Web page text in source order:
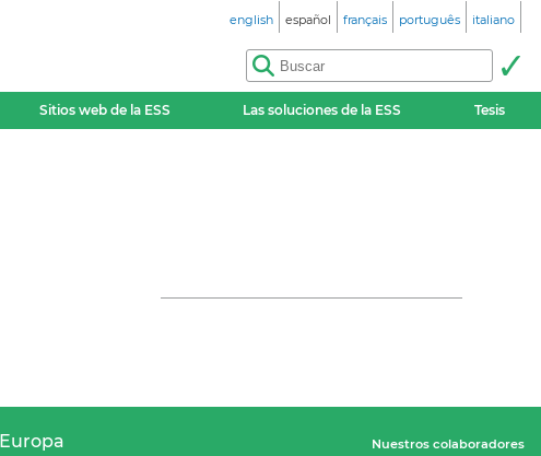
english español français português italiano
Sitios web de la ESS Las soluciones de la ESS Tesis
Nuestros colaboradores